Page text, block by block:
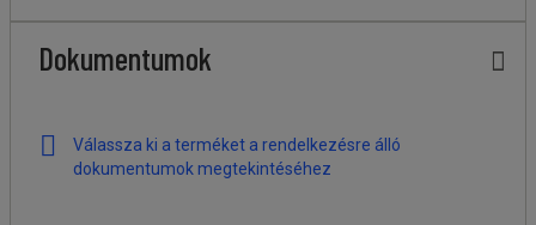
Dokumentumok
Válassza ki a terméket a rendelkezésre álló
dokumentumok megtekintéséhez